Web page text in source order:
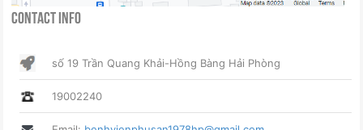
Contact Info
số 19 Trần Quang Khải-Hồng Bàng Hải Phòng
19002240